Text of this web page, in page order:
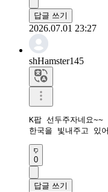
답글 쓰기
2026.07.01 23:27
shHamster145
K팝 선두주자네요~~
한국을 빛내주고 있
0
답글 쓰기